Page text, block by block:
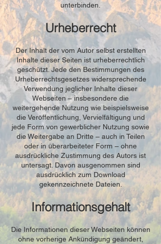
unterbinden.
Urheberrecht
Der Inhalt der vom Autor selbst erstellten
Inhalte dieser Seiten ist urheberrechtlich
geschützt. Jede den Bestimmungen des
Urheberrechtsgesetzes widersprechende
Verwendung jeglicher Inhalte dieser
Webseiten – insbesondere die
weitergehende Nutzung wie beispielsweise
die Veröffentlichung, Vervielfältigung und
jede Form von gewerblicher Nutzung sowie
die Weitergabe an Dritte – auch in Teilen
oder in überarbeiteter Form – ohne
ausdrückliche Zustimmung des Autors ist
untersagt. Davon ausgenommen sind
ausdrücklich zum Download
gekennzeichnete Dateien.
Informationsgehalt
Die Informationen dieser Webseiten können
ohne vorherige Ankündigung geändert,